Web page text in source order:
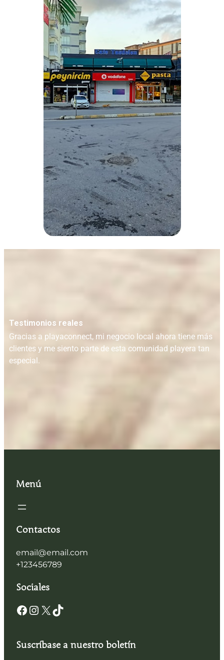
Testimonios reales
Gracias a playaconnect, mi negocio local ahora tiene más
clientes y me siento parte de esta comunidad playera tan
especial.
Menú
Contactos
email@email.com
+123456789
Sociales
Suscríbase a nuestro boletín